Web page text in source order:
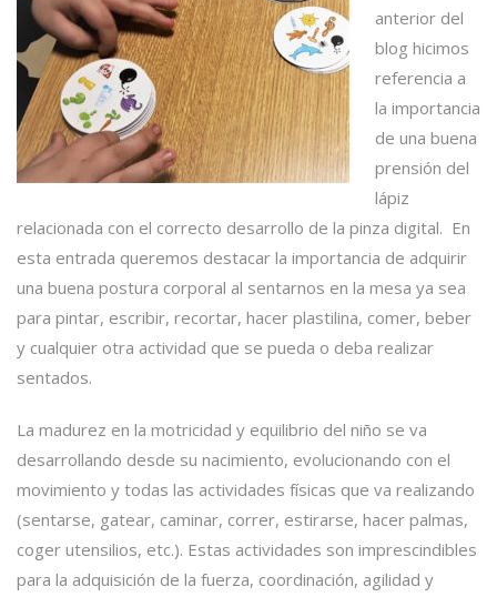
anterior del
blog hicimos
referencia a
la importancia
de una buena
prensión del
lápiz
relacionada con el correcto desarrollo de la pinza digital. En
esta entrada queremos destacar la importancia de adquirir
una buena postura corporal al sentarnos en la mesa ya sea
para pintar, escribir, recortar, hacer plastilina, comer, beber
y cualquier otra actividad que se pueda o deba realizar
sentados.
La madurez en la motricidad y equilibrio del niño se va
desarrollando desde su nacimiento, evolucionando con el
movimiento y todas las actividades físicas que va realizando
(sentarse, gatear, caminar, correr, estirarse, hacer palmas,
coger utensilios, etc.). Estas actividades son imprescindibles
para la adquisición de la fuerza, coordinación, agilidad y